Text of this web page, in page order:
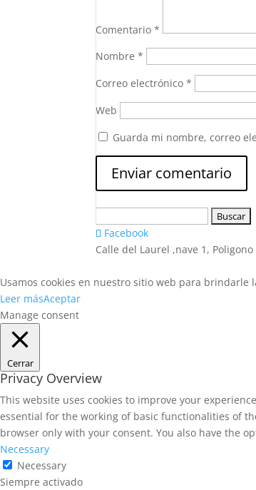
Comentario*
Nombre*
Correo electrónico*
Web
Guarda mi nombre, correo
Facebook
Calle del Laurel ,nave 1,
Usamos cookies en nuestro sitio web para brindarle
Leer másAceptar
Manage consent
Cerrar
Privacy Overview
This website uses cookies to improve your
essential for the working of basic functionalities of
browser only with your consent. You also have the
Necessary
Necessary
Siempre activado